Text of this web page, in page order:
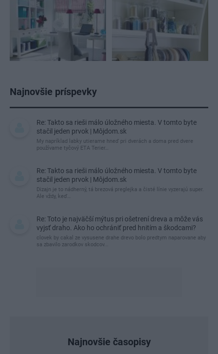
Najnovšie príspevky
Re: Takto sa rieši málo úložného miesta. V tomto byte
stačil jeden prvok | Môjdom.sk
My napríklad labky utierame hneď pri dverách a doma pred dvere
používame tyčový ETA Terier…
Re: Takto sa rieši málo úložného miesta. V tomto byte
stačil jeden prvok | Môjdom.sk
Dizajn je to nádherný, tá brezová preglejka a čisté línie vyzerajú super.
Ale vždy, keď…
Re: Toto je najväčší mýtus pri ošetrení dreva a môže vás
vyjsť draho. Ako ho ochrániť pred hnitím a škodcami?
clovek by cakal ze vysusene drahe drevo bolo predtym naparovane aby
sa zbavilo zarodkov skodcov...
Najnovšie časopisy